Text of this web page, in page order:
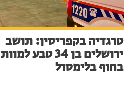
טרגדיה בקפריסין: תושב
ירושלים בן 34 טבע למוות
בחוף בלימסול